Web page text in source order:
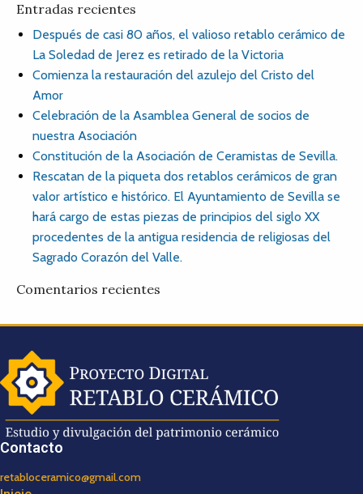
Entradas recientes
Después de casi 80 años, el valioso retablo cerámico de
La Soledad de Jerez es retirado de la Victoria
Comienza la restauración del azulejo del Cristo del
Amor
Celebración de la Asamblea General de socios de
nuestra Asociación
Constitución de la Asociación de Ceramistas de Sevilla.
Rescatan de la piqueta dos retablos cerámicos de gran
valor artístico e histórico. El Ayuntamiento de Sevilla se
hará cargo de estas piezas de principios del siglo XX
procedentes de la antigua residencia de religiosas del
Sagrado Corazón del Valle.
Comentarios recientes
Contacto
retabloceramico@gmail.com